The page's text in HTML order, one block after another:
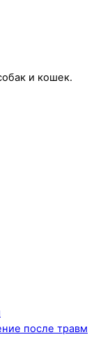
и кошек.
после травм